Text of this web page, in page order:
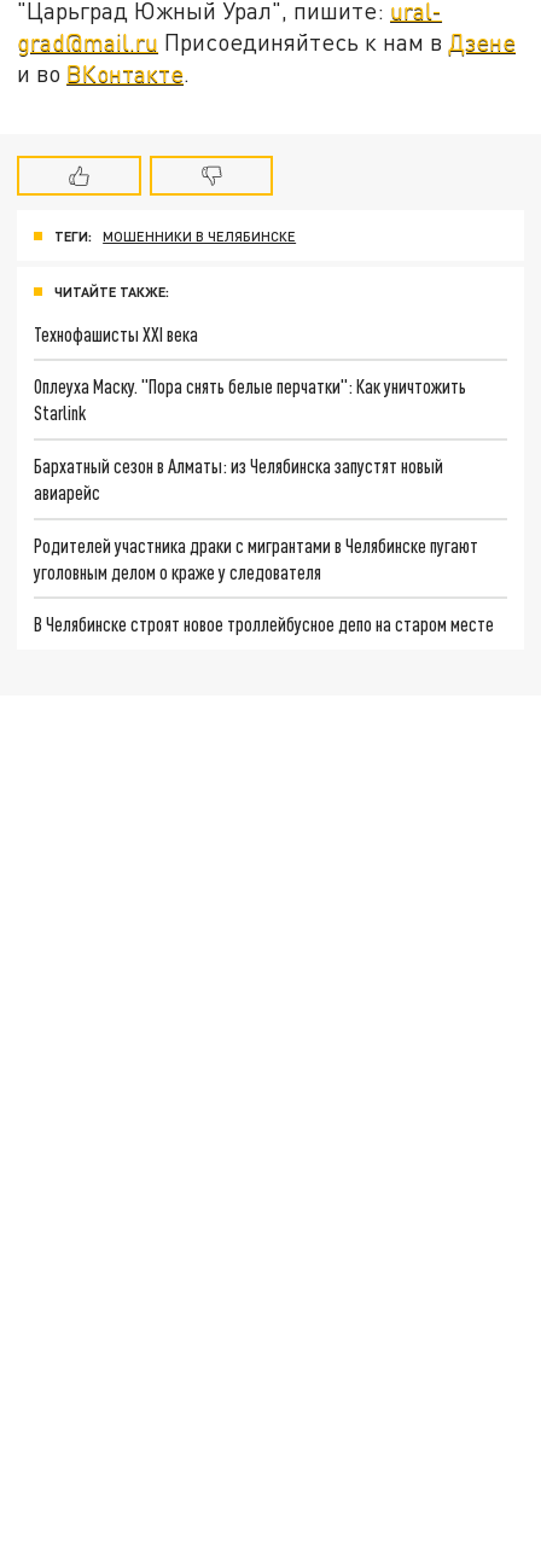
"Царьград Южный Урал", пишите: ural-
grad@mail.ru Присоединяйтесь к нам в Дзене
и во ВКонтакте.
ТЕГИ: МОШЕННИКИ В ЧЕЛЯБИНСКЕ
ЧИТАЙТЕ ТАКЖЕ:
Технофашисты XXI века
Оплеуха Маску. "Пора снять белые перчатки": Как уничтожить
Starlink
Бархатный сезон в Алматы: из Челябинска запустят новый
авиарейс
Родителей участника драки с мигрантами в Челябинске пугают
уголовным делом о краже у следователя
В Челябинске строят новое троллейбусное депо на старом месте